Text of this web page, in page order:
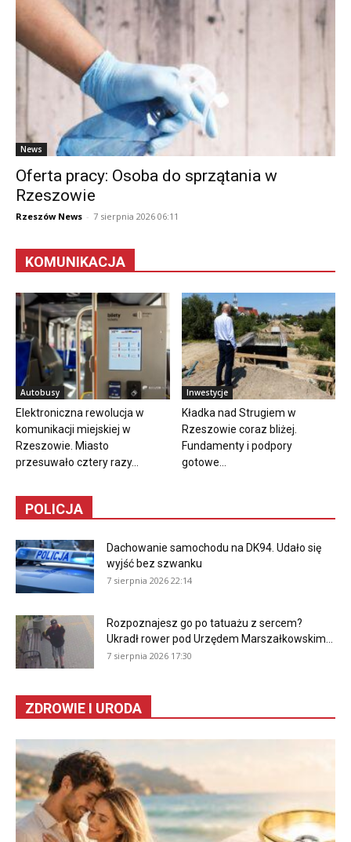
News
Oferta pracy: Osoba do sprzątania w
Rzeszowie
Rzeszów News - 7 sierpnia 2026 06:11
KOMUNIKACJA
Autobusy
Elektroniczna rewolucja w
komunikacji miejskiej w
Rzeszowie. Miasto
przesuwało cztery razy...
Inwestycje
Kładka nad Strugiem w
Rzeszowie coraz bliżej.
Fundamenty i podpory
gotowe...
POLICJA
Dachowanie samochodu na DK94. Udało się
wyjść bez szwanku
7 sierpnia 2026 22:14
Rozpoznajesz go po tatuażu z sercem?
Ukradł rower pod Urzędem Marszałkowskim...
7 sierpnia 2026 17:30
ZDROWIE I URODA